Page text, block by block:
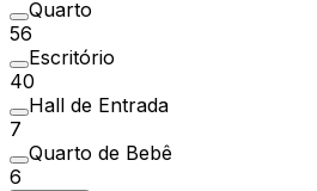
Quarto
56
Escritório
40
Hall de Entrada
7
Quarto de Bebê
6